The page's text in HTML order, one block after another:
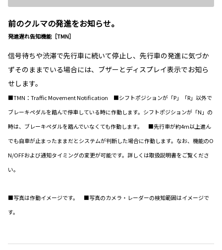
前のクルマの発進をお知らせ。
発進遅れ告知機能［TMN］
信号待ちや渋滞で先行車に続いて停止し、先行車の発進に気づか
ずそのままでいる場合には、ブザーとディスプレイ表示でお知ら
せします。
■TMN：Traffic Movement Notification ■シフトポジションが「P」「R」以外で
ブレーキペダルを踏んで停車している時に作動します。シフトポジションが「N」の
時は、ブレーキペダルを踏んでいなくても作動します。 ■先行車が約4m以上進ん
でも自車が止まったままだとシステムが判断した場合に作動します。なお、機能のO
N/OFFおよび通知タイミングの変更が可能です。詳しくは取扱説明書をご覧くださ
い。
■写真は作動イメージです。 ■写真のカメラ・レーダーの検知範囲はイメージで
す。